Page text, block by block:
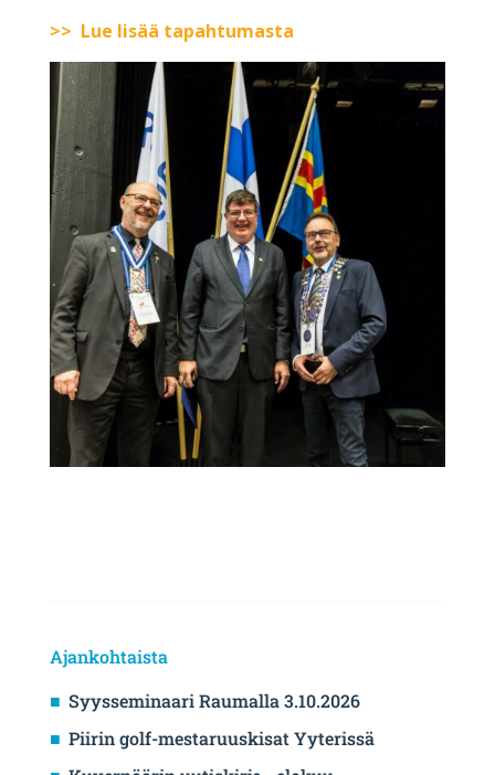
>> Lue lisää tapahtumasta
Ajankohtaista
Syysseminaari Raumalla 3.10.2026
Piirin golf-mestaruuskisat Yyterissä